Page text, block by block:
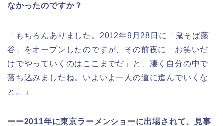
なかったのですか？
「もちろんありました。2012年9月28日に「鬼そば藤
谷」をオープンしたのですが、その前夜に「お笑いだ
けでやっていくのはここまでだ」と、凄く自分の中で
落ち込みましたね。いよいよ一人の道に進んでいくな
と。」
ーー2011年に東京ラーメンショーに出場されて、見事